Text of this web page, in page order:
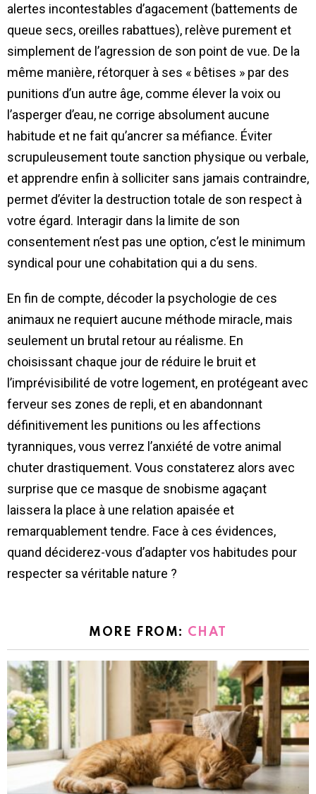
alertes incontestables d’agacement (battements de
queue secs, oreilles rabattues), relève purement et
simplement de l’agression de son point de vue. De la
même manière, rétorquer à ses « bêtises » par des
punitions d’un autre âge, comme élever la voix ou
l’asperger d’eau, ne corrige absolument aucune
habitude et ne fait qu’ancrer sa méfiance. Éviter
scrupuleusement toute sanction physique ou verbale,
et apprendre enfin à solliciter sans jamais contraindre,
permet d’éviter la destruction totale de son respect à
votre égard. Interagir dans la limite de son
consentement n’est pas une option, c’est le minimum
syndical pour une cohabitation qui a du sens.
En fin de compte, décoder la psychologie de ces
animaux ne requiert aucune méthode miracle, mais
seulement un brutal retour au réalisme. En
choisissant chaque jour de réduire le bruit et
l’imprévisibilité de votre logement, en protégeant avec
ferveur ses zones de repli, et en abandonnant
définitivement les punitions ou les affections
tyranniques, vous verrez l’anxiété de votre animal
chuter drastiquement. Vous constaterez alors avec
surprise que ce masque de snobisme agaçant
laissera la place à une relation apaisée et
remarquablement tendre. Face à ces évidences,
quand déciderez-vous d’adapter vos habitudes pour
respecter sa véritable nature ?
MORE FROM: CHAT